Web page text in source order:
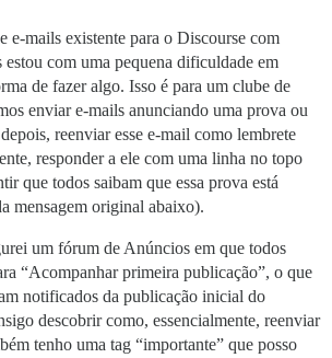
e-mails existente para o Discourse com
estou com uma pequena dificuldade em
de fazer algo. Isso é para um clube de
enviar e-mails anunciando uma prova ou
reenviar esse e-mail como lembrete
responder a ele com uma linha no topo
que todos saibam que essa prova está
mensagem original abaixo).
um fórum de Anúncios em que todos
“Acompanhar primeira publicação”, o que
notificados da publicação inicial do
descobrir como, essencialmente, reenviar
tenho uma tag “importante” que posso